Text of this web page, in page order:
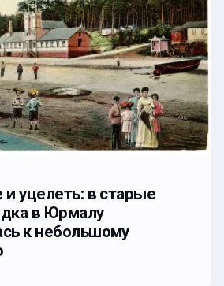
уцелеть: в старые
в Юрмалу
к небольшому